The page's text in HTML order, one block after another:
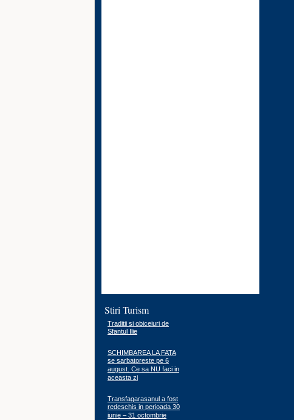
Stiri Turism
Traditii si obiceiuri de
Sfantul Ilie
SCHIMBAREA LA FATA
se sarbatoreste pe 6
august. Ce sa NU faci in
aceasta zi
Transfagarasanul a fost
redeschis in perioada 30
iunie – 31 octombrie